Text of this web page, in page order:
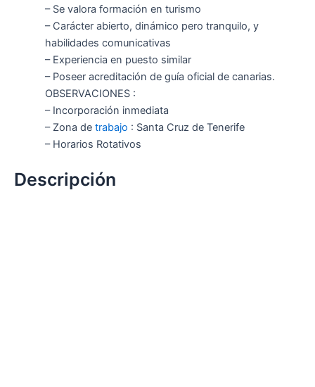
– Se valora formación en turismo
– Carácter abierto, dinámico pero tranquilo, y
habilidades comunicativas
– Experiencia en puesto similar
– Poseer acreditación de guía oficial de canarias.
OBSERVACIONES :
– Incorporación inmediata
– Zona de trabajo : Santa Cruz de Tenerife
– Horarios Rotativos
Descripción